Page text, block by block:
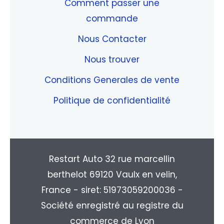
Comment passer une
commande
Nous Contacter
Nous trouver
Conditions Generales de vente
Politique de confidentialité
Restart Auto 32 rue marcellin
berthelot 69120 Vaulx en velin,
France - siret: 51973059200036 -
Société enregistré au registre du
commerce de Lyon